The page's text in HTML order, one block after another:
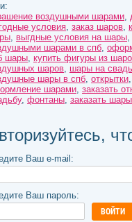
воздушными шарами,
условия, заказ шаров,
, выгдные условия на шары,
шарами в спб,
шары, купить фигуры из
шаров, шары на
шары в спб, открытки
шарами, заказать
, фонтаны, заказать шары
Ваш e-mail:
Ваш пароль:
ВОЙТИ